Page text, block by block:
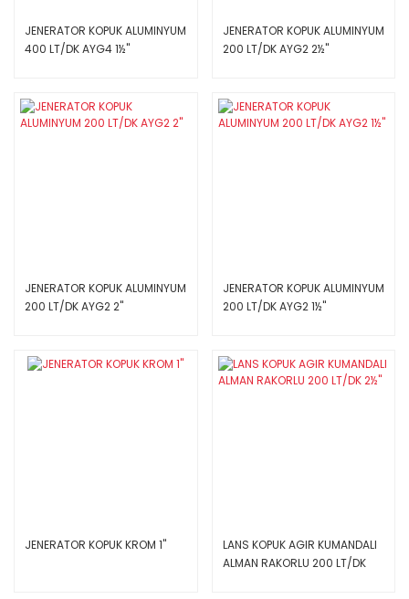
JENERATOR KOPUK ALUMINYUM
400 LT/DK AYG4 1½''
JENERATOR KOPUK ALUMINYUM
200 LT/DK AYG2 2½''
JENERATOR KOPUK ALUMINYUM
200 LT/DK AYG2 2''
JENERATOR KOPUK ALUMINYUM
200 LT/DK AYG2 1½''
JENERATOR KOPUK KROM 1''
LANS KOPUK AGIR KUMANDALI
ALMAN RAKORLU 200 LT/DK